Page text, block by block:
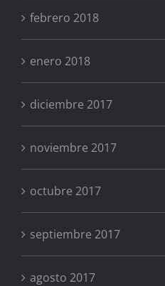
febrero 2018
enero 2018
diciembre 2017
noviembre 2017
octubre 2017
septiembre 2017
agosto 2017